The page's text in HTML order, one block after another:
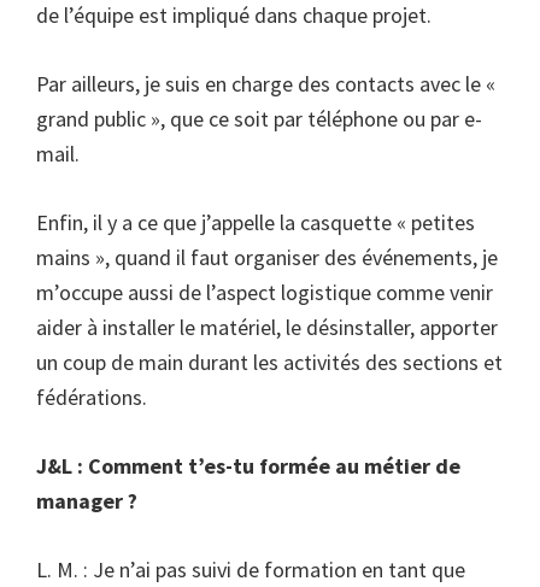
de l’équipe est impliqué dans chaque projet.
Par ailleurs, je suis en charge des contacts avec le «
grand public », que ce soit par téléphone ou par e-
mail.
Enfin, il y a ce que j’appelle la casquette « petites
mains », quand il faut organiser des événements, je
m’occupe aussi de l’aspect logistique comme venir
aider à installer le matériel, le désinstaller, apporter
un coup de main durant les activités des sections et
fédérations.
J&L : Comment t’es-tu formée au métier de
manager ?
L. M. : Je n’ai pas suivi de formation en tant que